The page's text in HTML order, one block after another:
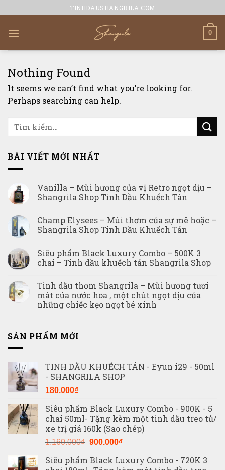
to
content
TINHDAUSHANGRILA.COM
0
Nothing Found
It seems we can’t find what you’re looking for.
Perhaps searching can help.
BÀI VIẾT MỚI NHẤT
Vanilla – Mùi hương của vị Retro ngọt dịu –
Shangrila Shop Tinh Dầu Khuếch Tán
Champ Elysees – Mùi thơm của sự mê hoặc –
Shangrila Shop Tinh Dầu Khuếch Tán
Siêu phẩm Black Luxury Combo – 500K 3
chai – Tinh dầu khuếch tán Shangrila Shop
Tinh dầu thơm Shangrila – Mùi hương tươi
mát của nước hoa , một chút ngọt dịu của
những chiếc kẹo ngọt bé xinh
SẢN PHẨM MỚI
TINH DẦU KHUẾCH TÁN - Eyun i29 - 50ml
- SHANGRILA SHOP
180.000₫
Siêu phẩm Black Luxury Combo - 900K - 5
chai 50ml- Tặng kèm một tinh dầu treo tủ/
xe trị giá 160k (Sao chép)
1.160.000₫ Giá
là:
900.000₫Giá
tại
Siêu phẩm Black Luxury Combo - 720K 3